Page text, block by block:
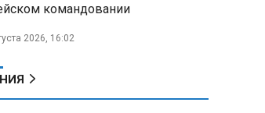
командовании
2026, 16:02